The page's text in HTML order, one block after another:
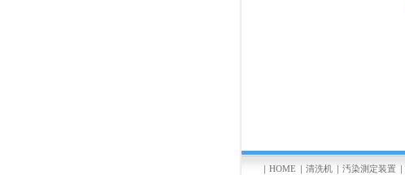
｜ HOME ｜ 清洗机 ｜ 汚染測定装置 ｜